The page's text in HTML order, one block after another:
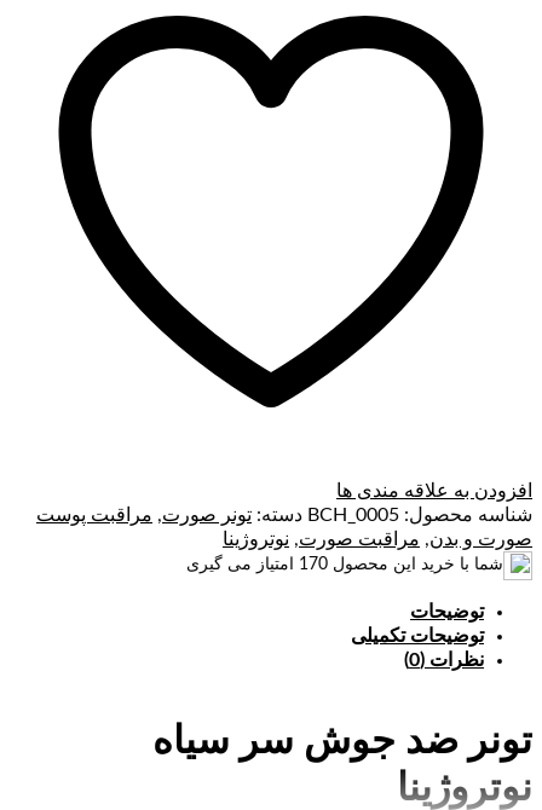
Siyah
Nokta
Karsiti
عدد
افزودن به علاقه مندی ها
شناسه محصول: BCH_0005 دسته: تونر صورت, مراقبت پوست
صورت و بدن, مراقبت صورت, نوتروژینا
شما با خرید این محصول 170 امتیاز می گیری
توضیحات
توضیحات تکمیلی
نظرات (0)
تونر ضد جوش سر سیاه
نوتروژینا